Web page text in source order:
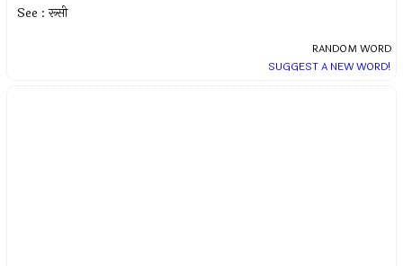
See : रूसी
RANDOM WORD
SUGGEST A NEW WORD!